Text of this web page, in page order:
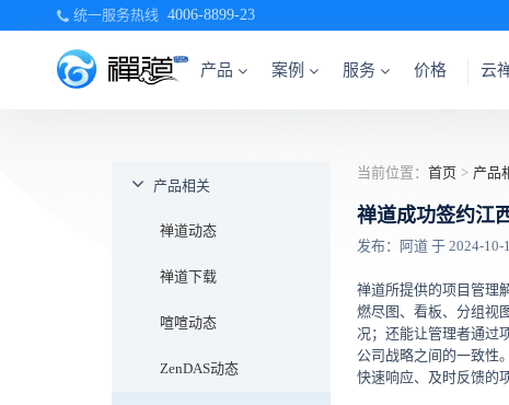
统一服务热线 4006-8899-23
产品 案例 服务 价格 云
产品相关
禅道动态
禅道下载
喧喧动态
ZenDAS动态
当前位置： 首页 > 产品
禅道成功签约江
发布：阿道 于 2024-10-
禅道所提供的项目管理
燃尽图、看板、分组视
况；还能让管理者通过
公司战略之间的一致性
快速响应、及时反馈的